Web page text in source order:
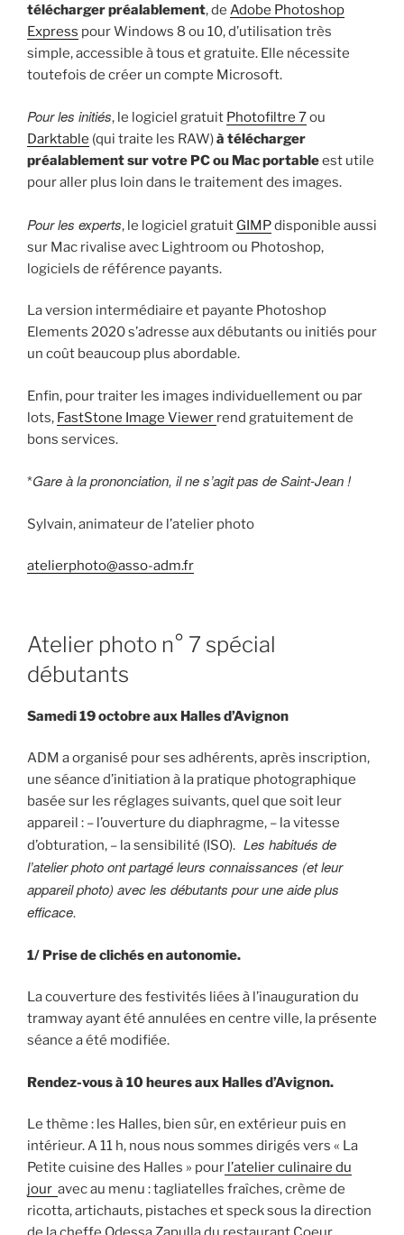
télécharger préalablement, de Adobe Photoshop
Express pour Windows 8 ou 10, d’utilisation très
simple, accessible à tous et gratuite. Elle nécessite
toutefois de créer un compte Microsoft.
Pour les initiés, le logiciel gratuit Photofiltre 7ou
Darktable (qui traite les RAW)à télécharger
préalablement sur votre PC ou Mac portableest utile
pour aller plus loin dans le traitement des images.
Pour les experts, le logiciel gratuit GIMPdisponible aussi
sur Mac rivalise avec Lightroom ou Photoshop,
logiciels de référence payants.
La version intermédiaire et payante Photoshop
Elements 2020 s’adresse aux débutants ou initiés pour
un coût beaucoup plus abordable.
Enfin, pour traiter les images individuellement ou par
lots, FastStone Image Viewer rend gratuitement de
bons services.
*Gare à la prononciation, il ne s’agit pas de Saint-Jean !
Sylvain, animateur de l’atelier photo
atelierphoto@asso-adm.fr
Atelier photo n° 7 spécial
débutants
Samedi 19 octobre aux Halles d’Avignon
ADM a organisé pour ses adhérents, après inscription,
une séance d’initiation à la pratique photographique
basée sur les réglages suivants, quel que soit leur
appareil : – l’ouverture du diaphragme, – la vitesse
d’obturation, – la sensibilité (ISO). Les habitués de
l’atelier photo ont partagé leurs connaissances (et leur
appareil photo) avec les débutants pour une aide plus
efficace.
1/ Prise de clichés en autonomie.
La couverture des festivités liées à l’inauguration du
tramway ayant été annulées en centre ville, la présente
séance a été modifiée.
Rendez-vous à 10 heures aux Halles d’Avignon.
Le thème : les Halles, bien sûr, en extérieur puis en
intérieur. A 11 h, nous nous sommes dirigés vers « La
Petite cuisine des Halles » pour l’atelier culinaire du
jour avec au menu : tagliatelles fraîches, crème de
ricotta, artichauts, pistaches et speck sous la direction